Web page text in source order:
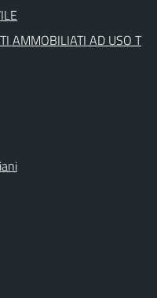
AMMOBILIATI AD USO T